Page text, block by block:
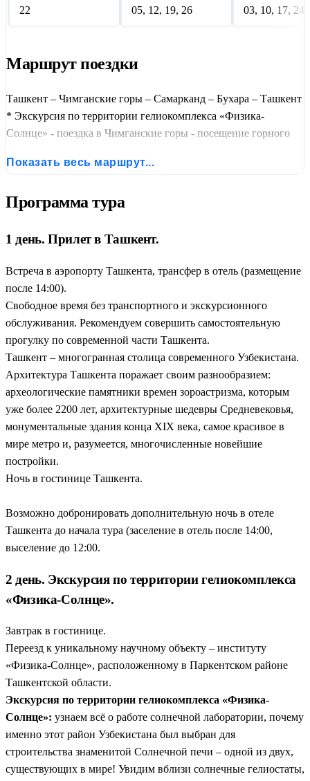
22 05, 12, 19, 26 03, 10, 17, 24,
Маршрут поездки
Ташкент – Чимганские горы – Самарканд – Бухара – Ташкент
* Экскурсия по территории гелиокомплекса «Физика-
Солнце» - поездка в Чимганские горы - посещение горного
обзорная экскурсия по Ташкенту - обед в центре плова «Беш
средневековой Бухаре - осмотр мавзолея Самонидов
Показать весь маршрут...
Программа тура
1 день. Прилет в Ташкент.
Встреча в аэропорту Ташкента, трансфер в отель (размещение
после 14:00).
Свободное время без транспортного и экскурсионного
обслуживания. Рекомендуем совершить самостоятельную
прогулку по современной части Ташкента.
Ташкент – многогранная столица современного Узбекистана.
Архитектура Ташкента поражает своим разнообразием:
археологические памятники времен зороастризма, которым
уже более 2200 лет, архитектурные шедевры Средневековья,
монументальные здания конца XIX века, самое красивое в
мире метро и, разумеется, многочисленные новейшие
постройки.
Ночь в гостинице Ташкента.
Возможно добронировать дополнительную ночь в отеле
Ташкента до начала тура (заселение в отель после 14:00,
выселение до 12:00.
2 день. Экскурсия по территории гелиокомплекса
«Физика-Солнце».
Завтрак в гостинице.
Переезд к уникальному научному объекту – институту
«Физика-Солнце», расположенному в Паркентском районе
Ташкентской области.
Экскурсия по территории гелиокомплекса «Физика-
Солнце»: узнаем всё о работе солнечной лаборатории, почему
именно этот район Узбекистана был выбран для
строительства знаменитой Солнечной печи – одной из двух,
существующих в мире! Увидим вблизи солнечные гелиостаты,